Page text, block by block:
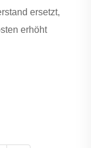
ersetzt,
erhöht